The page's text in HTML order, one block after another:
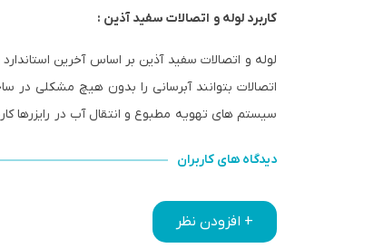
کاربرد لوله و اتصالات سفید آذین :
لوله و اتصالات سفید آذین بر اساس آخرین
اتصالات بتوانند آبرسانی را بدون هیچ مشکلی در
سیستم های تهویه مطبوع و انتقال آب در رایزرها
دیدگاه های کاربران
+ افزودن نظر